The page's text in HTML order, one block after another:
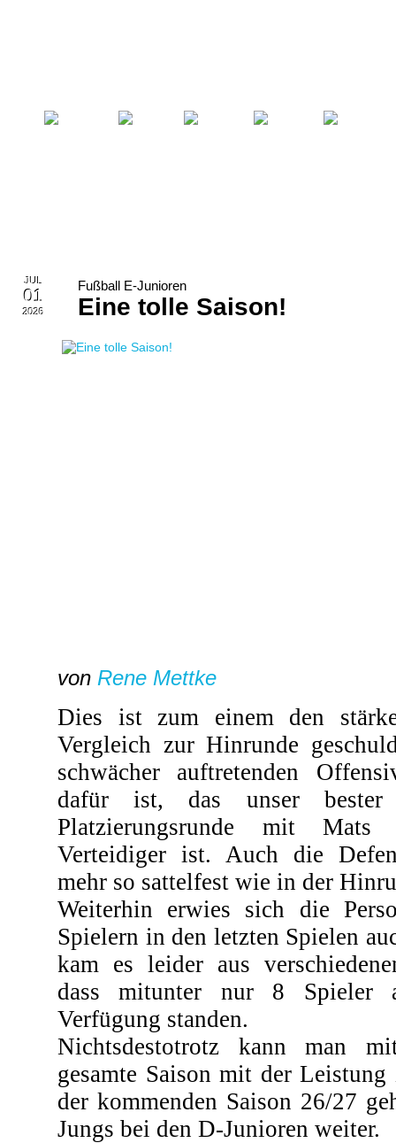
JUL
01
2026
Fußball E-Junioren
Eine tolle Saison!
von Rene Mettke
Dies ist zum einem den
Vergleich zur Hinrunde
schwächer auftretenden
dafür ist, das unser bester
Platzierungsrunde mit
Verteidiger ist. Auch die
mehr so sattelfest wie in der
Weiterhin erwies sich die
Spielern in den letzten Spielen
kam es leider aus
dass mitunter nur 8 Spieler
Verfügung standen.
Nichtsdestotrotz kann man
gesamte Saison mit der
der kommenden Saison 26/27
Jungs bei den D-Junioren weiter.